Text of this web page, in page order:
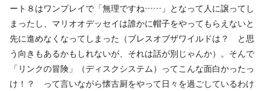
ート８はワンプレイで「無理ですね……」となって人に譲ってし
まったし、マリオオデッセイは誰かに帽子をやってもらえないと
先に進めなくなってしまった（ブレスオブザワイルドは？ と思
う向きもあるかもしれないが、それは話が別じゃんか）。そんで
「リンクの冒険」（ディスクシステム）ってこんな面白かったっ
け！？ って言いながら懐古厨をやって日々を過ごしているわけ